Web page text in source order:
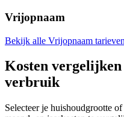
Vrijopnaam
Bekijk alle Vrijopnaam
Kosten
verbruik
Selecteer je huishoudgrootte